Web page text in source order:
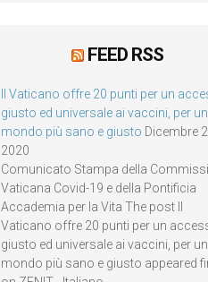
FEED RSS
Il Vaticano offre 20 punti per un
giusto ed universale ai vaccini, per un
mondo più sano e giusto Dicembre
2020
Comunicato Stampa della
Vaticana Covid-19 e della Pontificia
Accademia per la Vita The post Il
Vaticano offre 20 punti per un
giusto ed universale ai vaccini, per un
mondo più sano e giusto appeared